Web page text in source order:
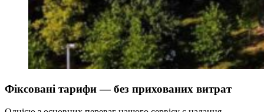
Фіксовані тарифи — без прихованих витрат